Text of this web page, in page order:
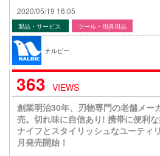
2020/05/19 16:05
製品・サービス ツール・用具用品
ナルビー
363 VIEWS
創業明治30年、刃物専門の老舗メー
売。切れ味に自信あり! 携帯に便利
ナイフとスタイリッシュなユーティ
月発売開始！